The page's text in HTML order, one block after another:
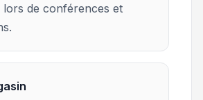
lors de conférences et